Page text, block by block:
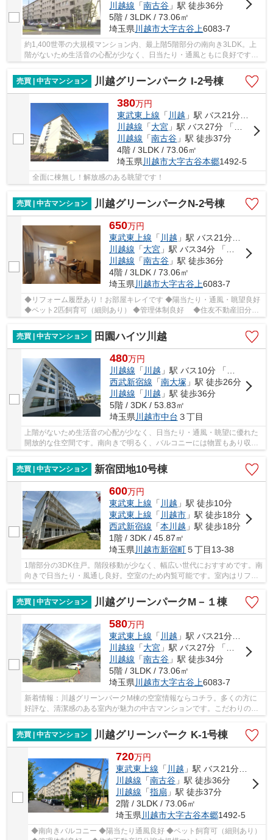
川越線 「南古谷 」駅 徒歩36分
5階 / 3LDK / 73.06㎡
埼玉県川越市大字古谷上6083-7
約1,400世帯の大規模マンション内、最上階5階部分の南向き3LDK。上
階がないため生活音の心配が少なく、日当たり・通風ともに良好です。
売買 | 中古マンション
川越グリーンパーク I-2号棟
380万円
東武東上線 「 川越 」駅 バス21分 「川越グリーンパーク」 停歩5分
川越線 「大宮 」駅 バス27分 「川越グリーンパーク」 停歩5分
川越線 「南古谷 」駅 徒歩37分
4階 / 3LDK / 73.06㎡
埼玉県川越市大字古谷本郷1492-5
全面に棟無し！解放感のある眺望です！
売買 | 中古マンション 川越グリーンパークN-2号棟
650万円
東武東上線 「 川越 」駅 バス21分 「川越グリーンパーク」 停歩3分
川越線 「大宮 」駅 バス34分 「川越グリーンパーク」 停歩3分
川越線 「南古谷 」駅 徒歩36分
4階 / 3LDK / 73.06㎡
埼玉県 川越市大字古谷上6083-7
◆リフォーム履歴あり！お部屋キレイです ◆陽当たり・通風・眺望良好
◆ペット2匹飼育可（細則あり） ◆管理体制良好 ◆住友不動産旧分譲
売買 | 中古マンション
田園ハイツ川越
480万円
川越線 「 川越 」駅 バス10分 「中台橋」 停歩3分
西武新宿線 「南大塚 」駅 徒歩26分
川越線 「 川越 」駅 徒歩36分
5階 / 3DK / 53.83㎡
埼玉県 川越市中台 ３丁目
上階がないため生活音の心配が少なく、日当たり・通風・眺望に優れた
開放的な住空間です。南向きで明るく、バルコニーには物置もあり収納
売買 | 中古マンション
新宿団地10号棟
600万円
東武東上線 「 川越 」駅 徒歩10分
東武東上線 「 川越市 」駅 徒歩18分
西武新宿線 「本川越 」駅 徒歩18分
1階 / 3DK / 45.87㎡
埼玉県 川越市新宿町５丁目13-38
1階部分の3DK住戸。階段移動が少なく、幅広い世代におすすめです。南
向きで日当たり・風通し良好。空室のため内覧可能です。室内はリフォ
ーム前提の状態のため、お好みに合わせた改装...
売買 | 中古マンション
川越グリーンパークM－１棟
580万円
東武東上線 「 川越 」駅 バス21分 「川越グリーンパーク」 停歩4分
川越線 「大宮 」駅 バス27分 「川越グリーンパーク」 停歩4分
川越線 「南古谷 」駅 徒歩34分
5階 / 3LDK / 73.06㎡
埼玉県 川越市大字古谷上6083‐7
新着情報：川越グリーンパークM棟の空室情報ならコチラ。多くの方に
好評な、清潔感のある室内が魅力の中古マンションです。こだわりの物
件を川越市でお探しでしたら、地域に詳しい当社...
売買 | 中古マンション
川越グリーンパーク K-1号棟
720万円
東武東上線 「 川越 」駅 バス21分 「川越グリーンパーク」 停歩5分
川越線 「南古谷 」駅 徒歩36分
川越線 「指扇 」駅 徒歩37分
2階 / 3LDK / 73.06㎡
埼玉県 川越市大字古谷本郷1492-5
◆南向きバルコニー ◆陽当たり通風良好 ◆ペット飼育可（細則あり）